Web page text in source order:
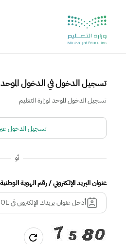
تسجيل الدخول في الدخول الموحد
تسجيل الدخول الموحد لوزارة التعليم
تسجيل الدخول
أو
عنوان البريد الإلكتروني / رقم الهوية الوطنية